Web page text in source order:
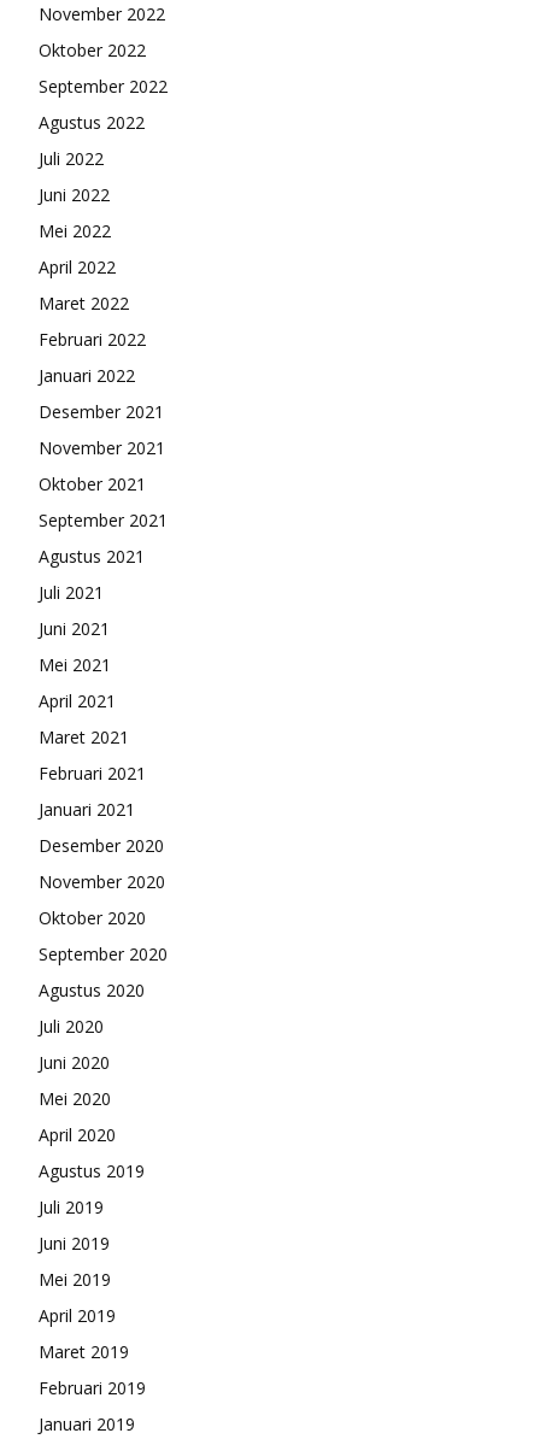
November 2022
Oktober 2022
September 2022
Agustus 2022
Juli 2022
Juni 2022
Mei 2022
April 2022
Maret 2022
Februari 2022
Januari 2022
Desember 2021
November 2021
Oktober 2021
September 2021
Agustus 2021
Juli 2021
Juni 2021
Mei 2021
April 2021
Maret 2021
Februari 2021
Januari 2021
Desember 2020
November 2020
Oktober 2020
September 2020
Agustus 2020
Juli 2020
Juni 2020
Mei 2020
April 2020
Agustus 2019
Juli 2019
Juni 2019
Mei 2019
April 2019
Maret 2019
Februari 2019
Januari 2019